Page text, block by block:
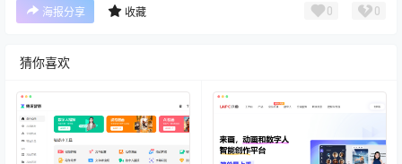
海报分享 收藏 0 0
猜你喜欢